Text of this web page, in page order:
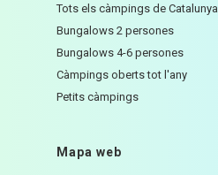
Tots els càmpings de Catalunya
Bungalows 2 persones
Bungalows 4-6 persones
Càmpings oberts tot l'any
Petits càmpings
Mapa web